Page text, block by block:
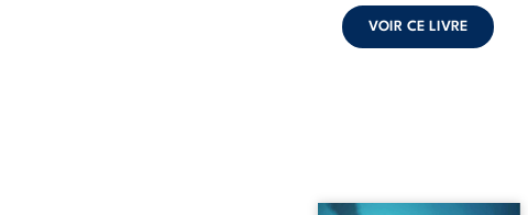
VOIR CE LIVRE